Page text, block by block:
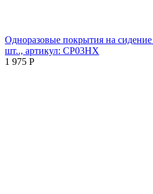
Одноразовые покрытия на сидение
шт.., артикул: CP03HX
1 975 Р